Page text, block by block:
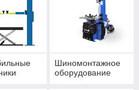
Шиномонтажное
оборудование